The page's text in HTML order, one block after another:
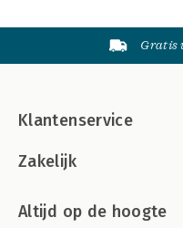
Gratis
Klantenservice
Zakelijk
Altijd op de hoogte